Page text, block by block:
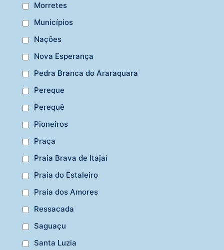
Morretes
Municípios
Nações
Nova Esperança
Pedra Branca do Araraquara
Pereque
Perequê
Pioneiros
Praça
Praia Brava de Itajaí
Praia do Estaleiro
Praia dos Amores
Ressacada
Saguaçu
Santa Luzia